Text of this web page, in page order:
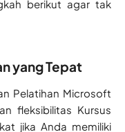
berikut agar tak
yang Tepat
Pelatihan Microsoft
fleksibilitas Kursus
jika Anda memiliki